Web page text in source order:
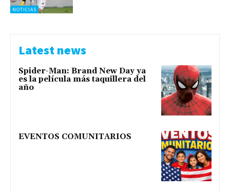
NOTICIAS
Latest news
Spider-Man: Brand New Day ya
es la película más taquillera del
año
EVENTOS COMUNITARIOS